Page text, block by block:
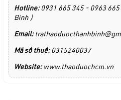
Hotline:0931 665 345 - 0963 665
Bình )
Email:
Mã số thuế: 0315240037
Website:www.thaoduochcm.vn